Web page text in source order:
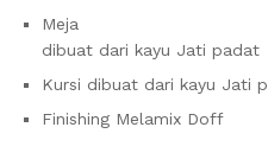
Meja
dibuat dari kayu Jati padat
Kursi dibuat dari kayu Jati
Finishing Melamix Doff